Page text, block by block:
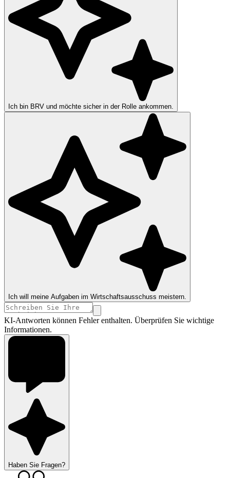
Ich bin BRV und möchte sicher in der Rolle ankommen.
Ich will meine Aufgaben im Wirtschaftsausschuss meistern.
KI-Antworten können Fehler enthalten. Überprüfen Sie wichtige
Informationen.
Haben Sie Fragen?